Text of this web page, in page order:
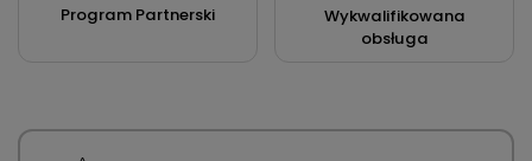
Program Partnerski
Wykwalifikowana
obsługa